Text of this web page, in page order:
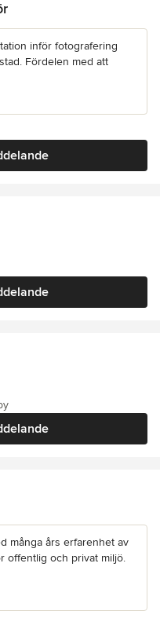
inför fotografering
Fördelen med att
många års erfarenhet av
offentlig och privat miljö.